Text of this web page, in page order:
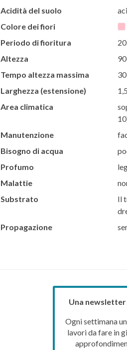
Acidità del suolo
Colore dei fiori
Periodo di fioritura
Altezza
Tempo altezza massima
Larghezza (estensione)
Area climatica
Manutenzione
Bisogno di acqua
Profumo
Malattie
Substrato
Il
Propagazione
Una
Ogni settimana
lavori da fare in